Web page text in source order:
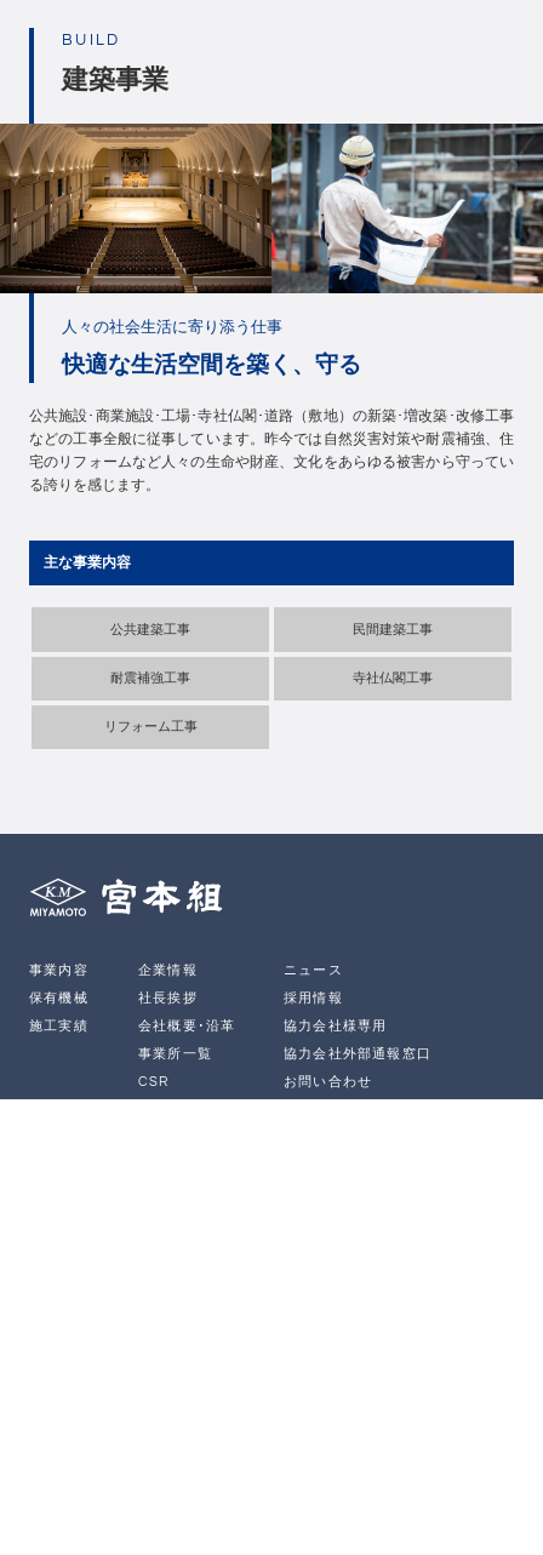
BUILD
建築事業
人々の社会生活に寄り添う仕事
快適な生活空間を築く、守る
公共施設･商業施設･工場･寺社仏閣･道路（敷地）の新築･増改築･改修工事
などの工事全般に従事しています。昨今では自然災害対策や耐震補強、住
宅のリフォームなど人々の生命や財産、文化をあらゆる被害から守ってい
る誇りを感じます。
主な事業内容
公共建築工事 民間建築工事
耐震補強工事 寺社仏閣工事
リフォーム工事
事業内容
保有機械
施工実績
企業情報
社長挨拶
会社概要･沿革
事業所一覧
CSR
ニュース
採用情報
協力会社様専用
協力会社外部通報窓口
お問い合わせ